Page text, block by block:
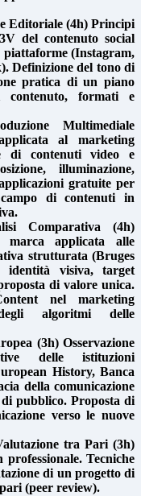
Editoriale (4h) Principi
del contenuto social
(Instagram,
Definizione del tono di
pratica di un piano
contenuto, formati e
Multimediale
al marketing
di contenuti video e
illuminazione,
gratuite per
di contenuti in
Comparativa (4h)
marca applicata alle
strutturata (Bruges
identità visiva, target
di valore unica.
nel marketing
degli algoritmi delle
(3h) Osservazione
delle istituzioni
History, Banca
della comunicazione
pubblico. Proposta di
verso le nuove
tra Pari (3h)
Tecniche
di un progetto di
(peer review).